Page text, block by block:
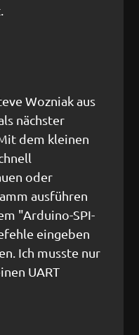
Wozniak aus
nächster
dem kleinen
oder
ausführen
"Arduino-SPI-
eingeben
Ich musste nur
UART